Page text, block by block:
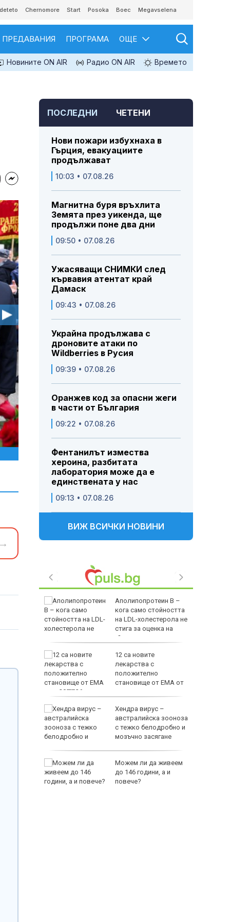
Chernomore Start Posoka Boec Megavselena
ПРЕДАВАНИЯ ПРОГРАМА ОЩЕ
Новините ON AIR Радио ON AIR Времето
ПОСЛЕДНИ ЧЕТЕНИ
Нови пожари избухнаха в
Гърция, евакуациите
продължават
10:03 • 07.08.26
Магнитна буря връхлита
Земята през уикенда, ще
продължи поне два дни
09:50 • 07.08.26
Ужасяващи СНИМКИ след
кървавия атентат край
Дамаск
09:43 • 07.08.26
Украйна продължава с
дроновите атаки по
Wildberries в Русия
09:39 • 07.08.26
Оранжев код за опасни жеги
в части от България
09:22 • 07.08.26
Фентанилът измества
хероина, разбитата
лаборатория може да е
единствената у нас
09:13 • 07.08.26
ВИЖ ВСИЧКИ НОВИНИ
Аполипопротеин B –
кога само стойността
на LDL-холестерола не
стига за оценка на
сърдечносъдовия риск?
12 са новите
лекарства с
положително
становище от ЕМА от
юли 2026 г.
Хендра вирус –
австралийска зооноза
с тежко белодробно и
мозъчно засягане
Можем ли да живеем
до 146 години, а и
повече?